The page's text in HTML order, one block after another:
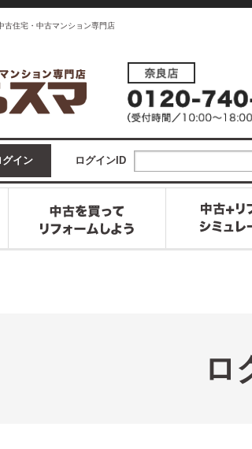
古住宅・中古マンション専門店
グイン ログインID
ロ